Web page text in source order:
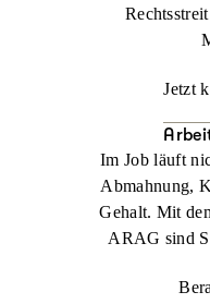
Jetzt
Im Job läuft
Abmahnung,
Gehalt. Mit
ARAG sind